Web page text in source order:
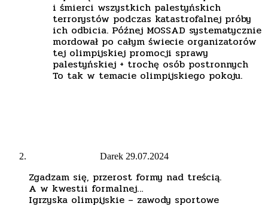
i śmierci wszystkich palestyńskich
terrorystów podczas katastrofalnej próby
ich odbicia. Późnej MOSSAD systematycznie
mordował po całym świecie organizatorów
tej olimpijskiej promocji sprawy
palestyńskiej + trochę osób postronnych
To tak w temacie olimpijskiego pokoju.
Darek 29.07.2024
Zgadzam się, przerost formy nad treścią.
A w kwestii formalnej…
Igrzyska olimpijskie – zawody sportowe